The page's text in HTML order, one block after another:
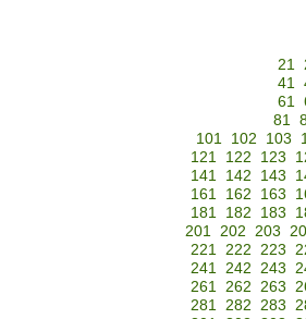
21
41
61
81
101 102 103
121
122 123
141
142 143
161
162 163
181
182 183
201 202 203
221 222 223
241 242 243
261 262 263
281 282 283